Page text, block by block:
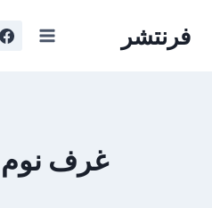
فرنتشر
غرف